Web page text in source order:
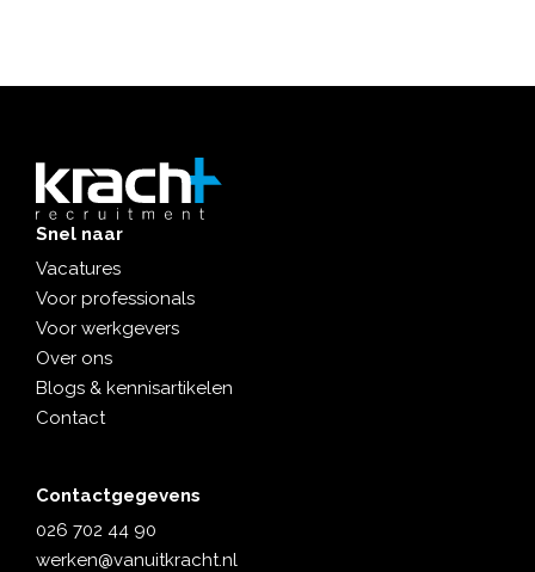
Snel naar
Vacatures
Voor professionals
Voor werkgevers
Over ons
Blogs & kennisartikelen
Contact
Contactgegevens
026 702 44 90
werken@vanuitkracht.nl